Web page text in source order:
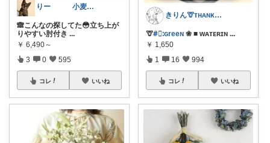
りー 小麦収穫8月中旬まで？
🙈こんなの探してた😳立ち上が
りやすい肘付き ...
￥ 6,490～
3 0 595
コレ いいね
きりん🦒ᴛʜᴀɴᴋs ᴀʟᴡᴀʏs.
🦒#⃞ᱺɢreeɴ ❀ ■ ᴡᴀᴛᴇʀɪɴ ...
￥ 1,650
1 16 994
コレ いいね